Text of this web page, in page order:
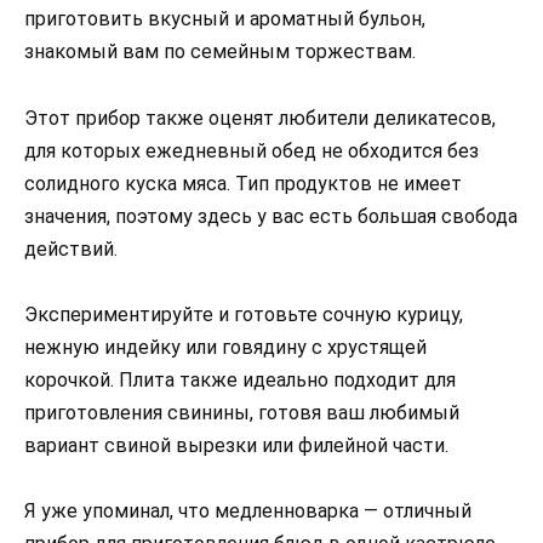
приготовить вкусный и ароматный бульон,
знакомый вам по семейным торжествам.
Этот прибор также оценят любители деликатесов,
для которых ежедневный обед не обходится без
солидного куска мяса. Тип продуктов не имеет
значения, поэтому здесь у вас есть большая свобода
действий.
Экспериментируйте и готовьте сочную курицу,
нежную индейку или говядину с хрустящей
корочкой. Плита также идеально подходит для
приготовления свинины, готовя ваш любимый
вариант свиной вырезки или филейной части.
Я уже упоминал, что медленноварка — отличный